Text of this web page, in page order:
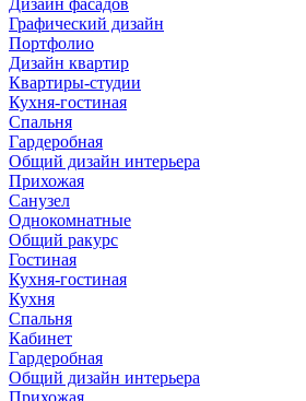
Дизайн фасадов
Графический дизайн
Портфолио
Дизайн квартир
Квартиры-студии
Кухня-гостиная
Спальня
Гардеробная
Общий дизайн интерьера
Прихожая
Санузел
Однокомнатные
Общий ракурс
Гостиная
Кухня-гостиная
Кухня
Спальня
Кабинет
Гардеробная
Общий дизайн интерьера
Прихожая